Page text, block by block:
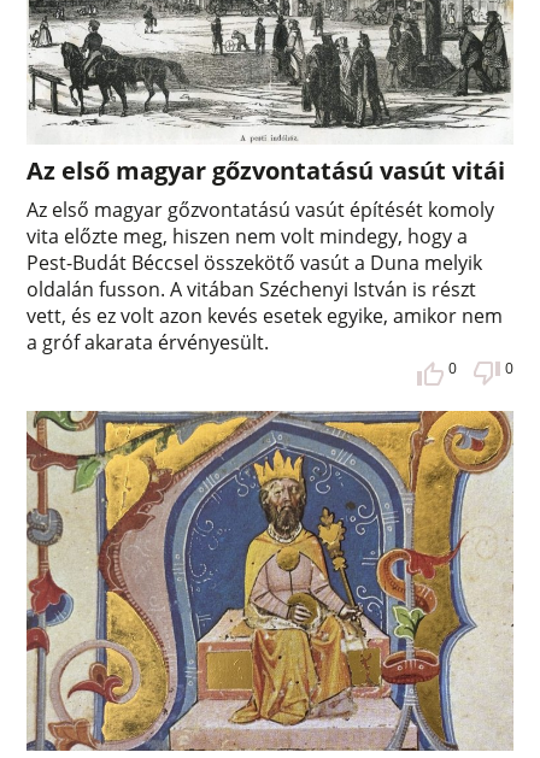
Az első magyar gőzvontatású vasút vitái
Az első magyar gőzvontatású vasút építését komoly
vita előzte meg, hiszen nem volt mindegy, hogy a
Pest-Budát Béccsel összekötő vasút a Duna melyik
oldalán fusson. A vitában Széchenyi István is részt
vett, és ez volt azon kevés esetek egyike, amikor nem
a gróf akarata érvényesült.
0 0